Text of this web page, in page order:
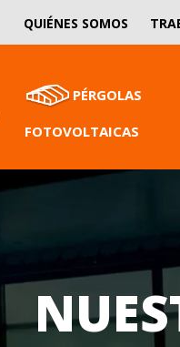
QUIÉNES SOMOS
PÉRGOLAS
FOTOVOLTAICAS